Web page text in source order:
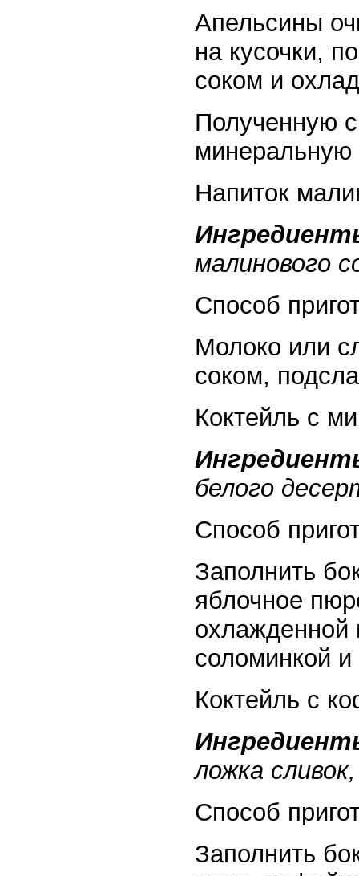
Апельсины
на кусочки,
соком и
Полученную
минеральную
Напиток
малинового
Способ
Молоко или
соком,
Коктейль с
белого
Способ
Заполнить
яблочное
охлажденной
соломинкой
Коктейль с
ложка
Способ
Заполнить